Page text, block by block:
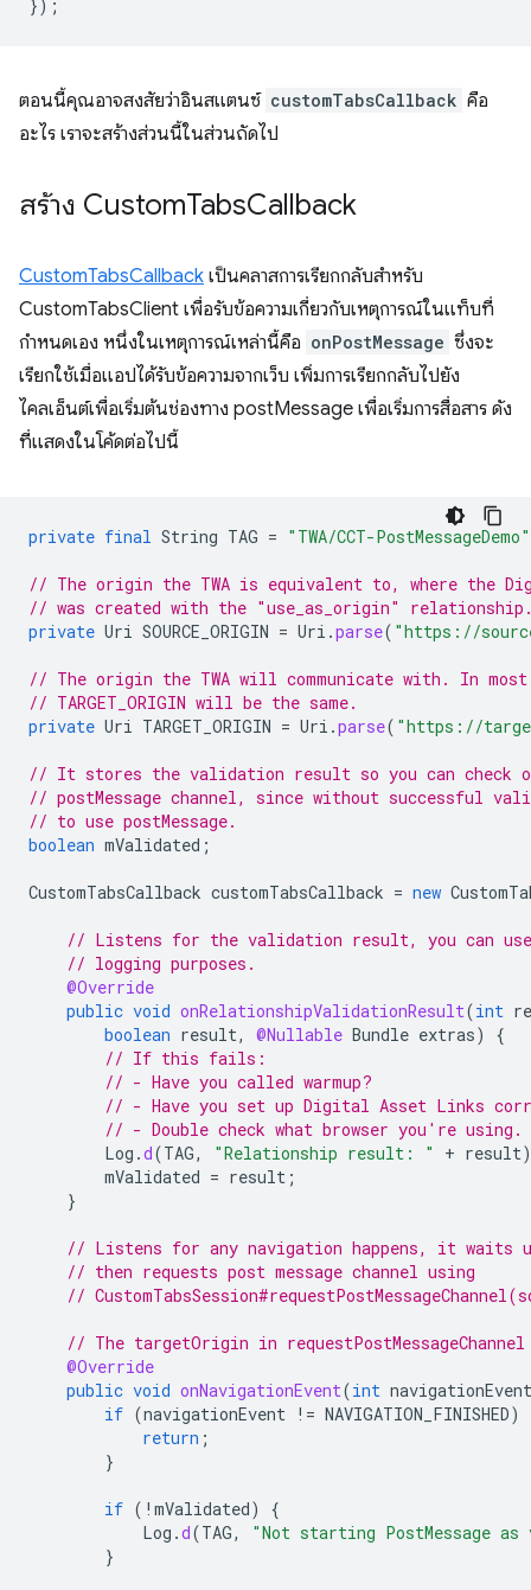
});
ตอนนี้คุณอาจสงสัยว่าอินสแตนซ์ customTabsCallback คือ
อะไร เราจะสร้างส่วนนี้ในส่วนถัดไป
สร้าง CustomTabsCallback
CustomTabsCallback เป็นคลาสการเรียกกลับสำหรับ
CustomTabsClient เพื่อรับข้อความเกี่ยวกับเหตุการณ์ในแท็บที่
กำหนดเอง หนึ่งในเหตุการณ์เหล่านี้คือ onPostMessage ซึ่งจะ
เรียกใช้เมื่อแอปได้รับข้อความจากเว็บ เพิ่มการเรียกกลับไปยัง
ไคลเอ็นต์เพื่อเริ่มต้นช่องทาง postMessage เพื่อเริ่มการสื่อสาร ดัง
ที่แสดงในโค้ดต่อไปนี้
private final String TAG = "TWA/CCT-PostMessageDemo"
// The origin the TWA is equivalent to, where the
// was created with the "use_as_origin"
private Uri SOURCE_ORIGIN = Uri .parse( "https://
// The origin the TWA will communicate with. In most
// TARGET_ORIGIN will be the same.
private Uri TARGET_ORIGIN = Uri .parse( "https://
// It stores the validation result so you can check
// postMessage channel, since without successful
// to use postMessage.
boolean mValidated ;
CustomTabsCallback customTabsCallback = new
// Listens for the validation result, you can
// logging purposes.
@Override
public void onRelationshipValidationResult(int
boolean result, @Nullable Bundle extras)
{
// If this fails:
// - Have you called warmup?
// - Have you set up Digital Asset Links
// - Double check what browser you're using.
Log .d(TAG, "Relationship result: " + result
mValidated = result ;
}
// Listens for any navigation happens, it waits
// then requests post message channel using
//
// The targetOrigin in
@Override
public void onNavigationEvent(int navigationEvent
if (navigationEvent != NAVIGATION_FINISHED)
return ;
}
if ( ! mValidated)
{
Log .d(TAG,
"Not starting PostMessage
}